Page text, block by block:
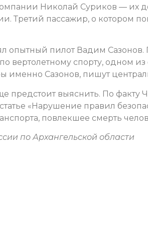
Николай Суриков — их
Третий пассажир, о котором
опытный пилот Вадим
вертолетному спорту, одном из
именно Сазонов, пишут
выяснить. По факту
«Нарушение правил
повлекшее смерть
по Архангельской области